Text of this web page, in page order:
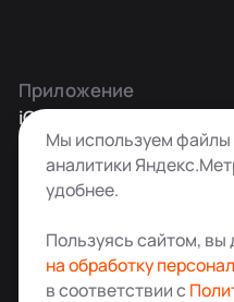
Приложение
iOS
Android
Мы используем файлы
аналитики
удобнее.
Пользуясь сайтом, вы
на обработку
в соответствии с